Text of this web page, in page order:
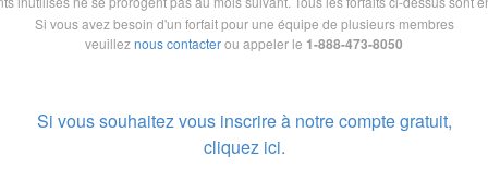
Si vous avez besoin d'un forfait pour une équipe de plusieurs membres
veuilleznous contacterou appeler le 1-888-473-8050
Si vous souhaitez vous inscrire à notre compte gratuit,
cliquez ici.